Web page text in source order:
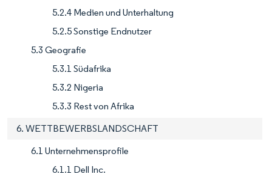
5.2.4 Medien und Unterhaltung
5.2.5 Sonstige Endnutzer
5.3 Geografie
5.3.1 Südafrika
5.3.2 Nigeria
5.3.3 Rest von Afrika
6. WETTBEWERBSLANDSCHAFT
6.1 Unternehmensprofile
6.1.1 Dell Inc.